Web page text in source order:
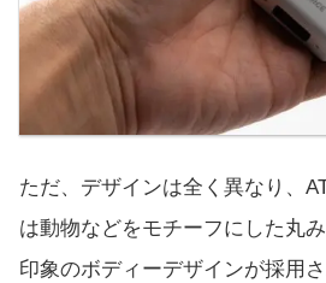
ただ、デザインは全く異なり、
は動物などをモチーフにした丸
印象のボディーデザインが採用